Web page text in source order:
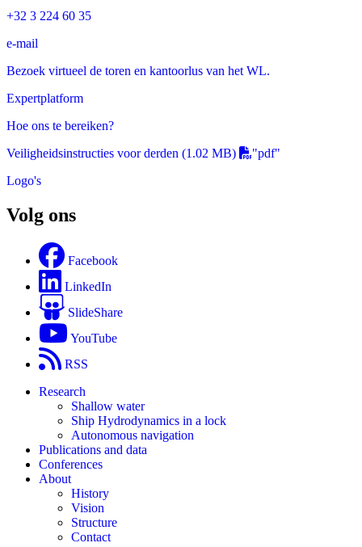
+32 3 224 60 35
e-mail
Bezoek virtueel de toren en kantoorlus van het WL.
Expertplatform
Hoe ons te bereiken?
Veiligheidsinstructies voor derden (1.02 MB)
"pdf"
Logo's
Volg ons
Facebook
LinkedIn
SlideShare
YouTube
RSS
Research
Shallow water
Ship Hydrodynamics in a lock
Autonomous navigation
Publications and data
Conferences
About
History
Vision
Structure
Contact